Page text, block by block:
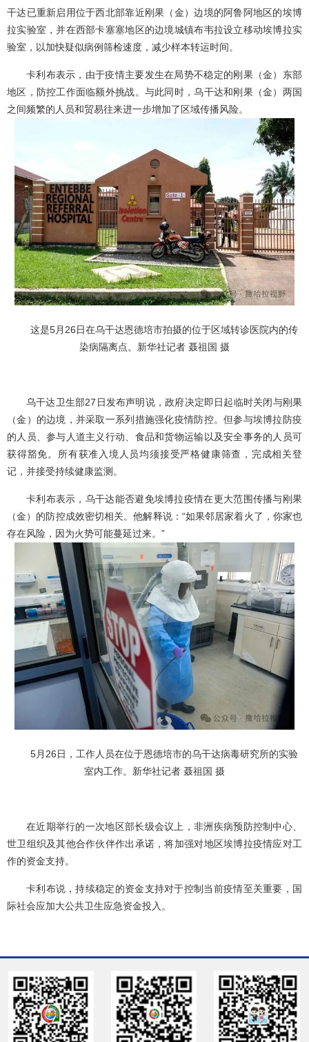
干达已重新启用位于西北部靠近刚果（金）边境的阿鲁阿地区的埃博
拉实验室，并在西部卡塞塞地区的边境城镇布韦拉设立移动埃博拉实
验室，以加快疑似病例筛检速度，减少样本转运时间。
卡利布表示，由于疫情主要发生在局势不稳定的刚果（金）东部
地区，防控工作面临额外挑战。与此同时，乌干达和刚果（金）两国
之间频繁的人员和贸易往来进一步增加了区域传播风险。
这是5月26日在乌干达恩德培市拍摄的位于区域转诊医院内的传
染病隔离点。新华社记者 聂祖国 摄
乌干达卫生部27日发布声明说，政府决定即日起临时关闭与刚果
（金）的边境，并采取一系列措施强化疫情防控。但参与埃博拉防疫
的人员、参与人道主义行动、食品和货物运输以及安全事务的人员可
获得豁免。所有获准入境人员均须接受严格健康筛查，完成相关登
记，并接受持续健康监测。
卡利布表示，乌干达能否避免埃博拉疫情在更大范围传播与刚果
（金）的防控成效密切相关。他解释说：“如果邻居家着火了，你家也
存在风险，因为火势可能蔓延过来。”
5月26日，工作人员在位于恩德培市的乌干达病毒研究所的实验
室内工作。新华社记者 聂祖国 摄
在近期举行的一次地区部长级会议上，非洲疾病预防控制中心、
世卫组织及其他合作伙伴作出承诺，将加强对地区埃博拉疫情应对工
作的资金支持。
卡利布说，持续稳定的资金支持对于控制当前疫情至关重要，国
际社会应加大公共卫生应急资金投入。